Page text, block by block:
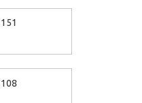
151
108